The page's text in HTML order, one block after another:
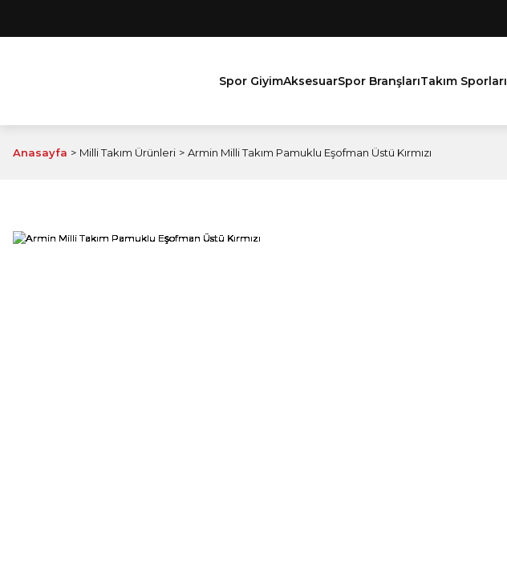
Spor GiyimAksesuarSpor BranşlarıTakım Sporları
Anasayfa Milli Takım Ürünleri Armin Milli Takım Pamuklu Eşofman Üstü Kırmızı